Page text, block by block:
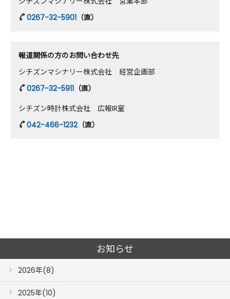
0267-32-5901 （直）
報道関係の方のお問い合わせ先
シチズンマシナリー株式会社 経営企画部
0267-32-5911 （直）
シチズン時計株式会社 広報IR室
042-466-1232（直）
お知らせ
2026年(8)
2025年(10)